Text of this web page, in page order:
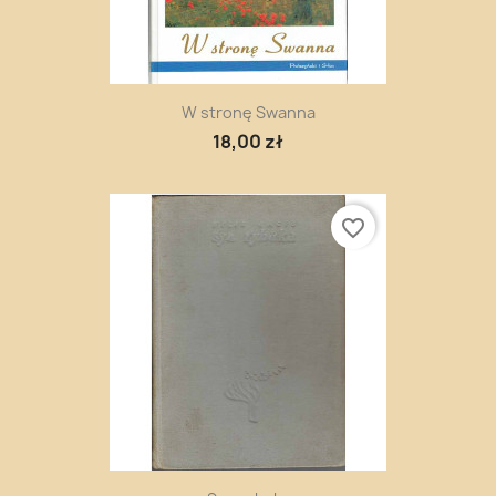
W stronę Swanna
18,00 zł
favorite_border